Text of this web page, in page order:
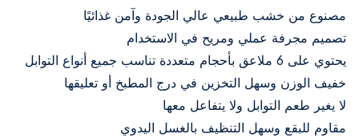
مصنوع من خشب طبيعي عالي الجودة وآمن غذائيًا
تصميم مجرفة عملي ومريح في الاستخدام
يحتوي على 6 ملاعق بأحجام متعددة تناسب جميع أنواع التوابل
خفيف الوزن وسهل التخزين في درج المطبخ أو تعليقها
لا يغير طعم التوابل ولا يتفاعل معها
مقاوم للبقع وسهل التنظيف بالغسل اليدوي